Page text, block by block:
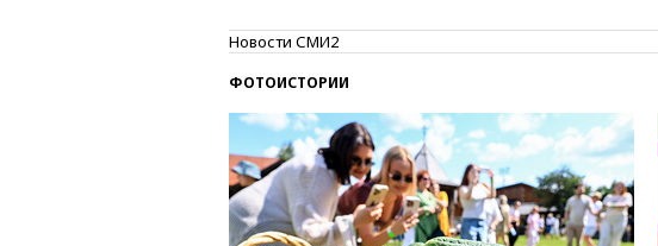
Новости СМИ2
ФОТОИСТОРИИ